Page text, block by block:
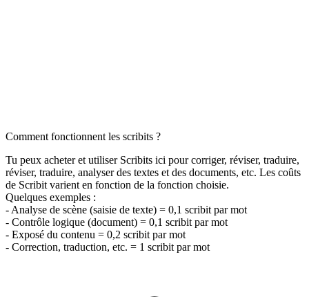
Comment fonctionnent les scribits ?
Tu peux acheter et utiliser Scribits ici pour corriger, réviser, traduire,
réviser, traduire, analyser des textes et des documents, etc. Les coûts
de Scribit varient en fonction de la fonction choisie.
Quelques exemples :
- Analyse de scène (saisie de texte) = 0,1 scribit par mot
- Contrôle logique (document) = 0,1 scribit par mot
- Exposé du contenu = 0,2 scribit par mot
- Correction, traduction, etc. = 1 scribit par mot